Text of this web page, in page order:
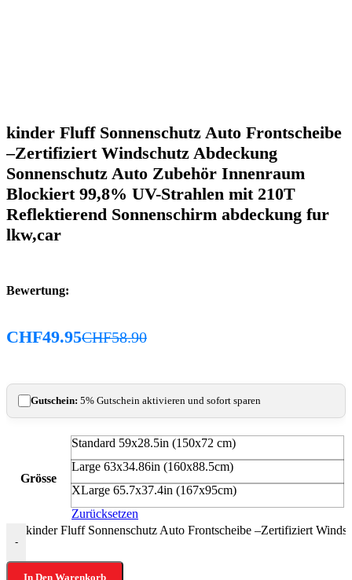
kinder Fluff Sonnenschutz Auto Frontscheibe
–Zertifiziert Windschutz Abdeckung
Sonnenschutz Auto Zubehör Innenraum
Blockiert 99,8% UV-Strahlen mit 210T
Reflektierend Sonnenschirm abdeckung fur
lkw,car
Bewertung:
CHF49.95CHF58.90
Gutschein: 5% Gutschein aktivieren und sofort sparen
Grösse
Standard 59x28.5in (150x72 cm)
Large 63x34.86in (160x88.5cm)
XLarge 65.7x37.4in (167x95cm)
Zurücksetzen
-
kinder Fluff Sonnenschutz Auto Frontscheibe –Zertifiziert
In Den Warenkorb